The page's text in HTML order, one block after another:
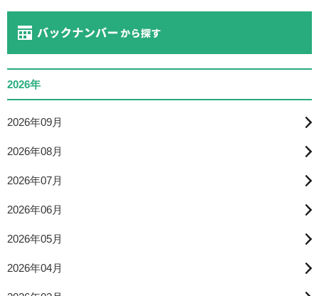
2026年
2026年09月
2026年08月
2026年07月
2026年06月
2026年05月
2026年04月